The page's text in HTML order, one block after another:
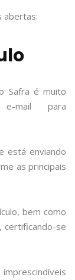
abertas:
Safra é muito
mail para
está enviando
as principais
bem como
certificando-se